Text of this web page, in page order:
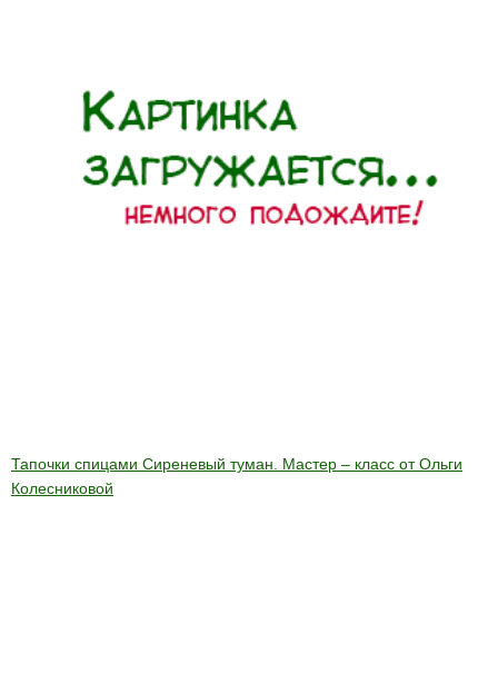
Тапочки спицами Сиреневый туман. Мастер – класс от Ольги
Колесниковой